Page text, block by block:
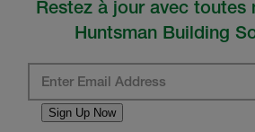
Restez à jour avec toutes
Huntsman Building